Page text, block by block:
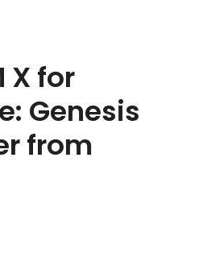
X for
Genesis
from